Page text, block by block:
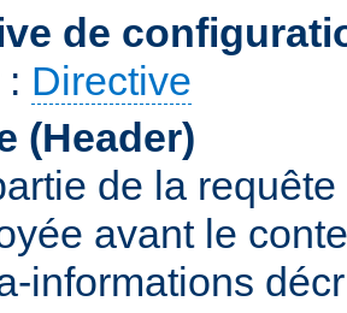
de
Directive
(Header)
de la
avant le
informations